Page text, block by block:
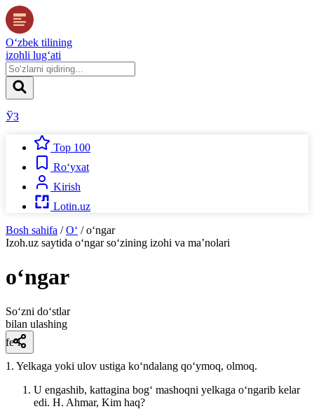
O‘zbek tilining
izohli lug‘ati
ЎЗ
Top 100
Ro‘yxat
Kirish
Lotin.uz
Bosh sahifa / O‘ / o‘ngar
Izoh.uz saytida o‘ngarso‘zining izohi va ma’nolari
o‘ngar
So‘zni do‘stlar
bilan ulashing
fe’l
1. Yelkaga yoki ulov ustiga koʻndalang qoʻymoq, olmoq.
U engashib, kattagina bogʻ mashoqni yelkaga oʻngarib kelar
edi. H. Ahmar, Kim haq?